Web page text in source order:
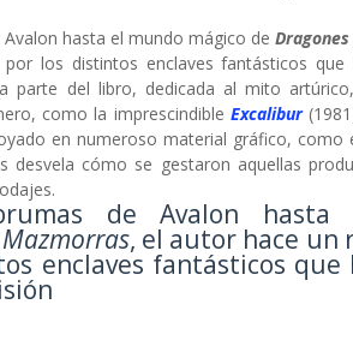
hasta el mundo mágico de
por los distintos enclaves fantásticos
parte del libro, dedicada al mito
como la imprescindible Excalibur
en numeroso material gráfico, como
desvela cómo se gestaron aquellas
de Avalon hasta
, el autor hace un
enclaves fantásticos que